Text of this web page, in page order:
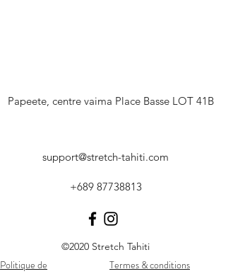
Papeete, centre vaima Place Basse LOT 41B
support@stretch-tahiti.com
+689 87738813
©2020 Stretch Tahiti
Politique de
Termes & conditions